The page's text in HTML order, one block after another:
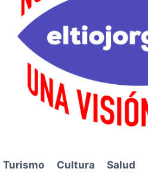
Turismo Cultura Salud